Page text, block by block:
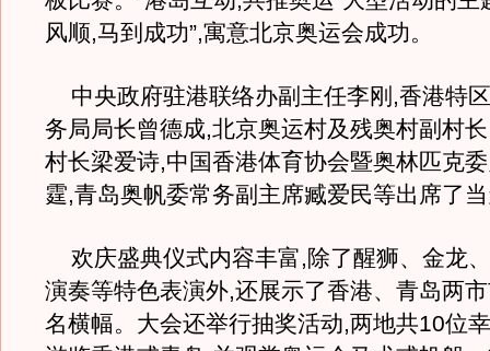
风顺,马到成功”,寓意北京奥运会成功。
中央政府驻港联络办副主任李刚,香港特
务局局长曾德成,北京奥运村及残奥村副村
村长梁爱诗,中国香港体育协会暨奥林匹克
霆,青岛奥帆委常务副主席臧爱民等出席了
欢庆盛典仪式内容丰富,除了醒狮、金龙
演奏等特色表演外,还展示了香港、青岛两
名横幅。大会还举行抽奖活动,两地共10位